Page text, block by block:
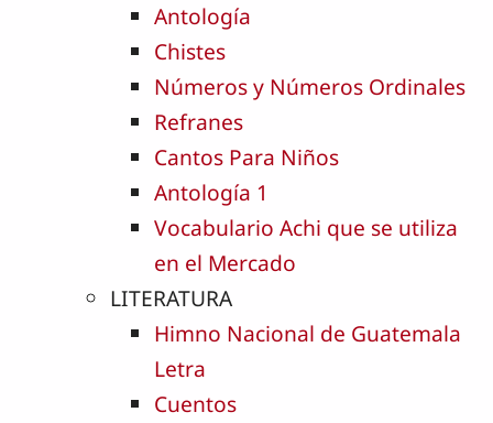
Antología
Chistes
Números y Números Ordinales
Refranes
Cantos Para Niños
Antología 1
Vocabulario Achi que se utiliza
en el Mercado
LITERATURA
Himno Nacional de Guatemala
Letra
Cuentos